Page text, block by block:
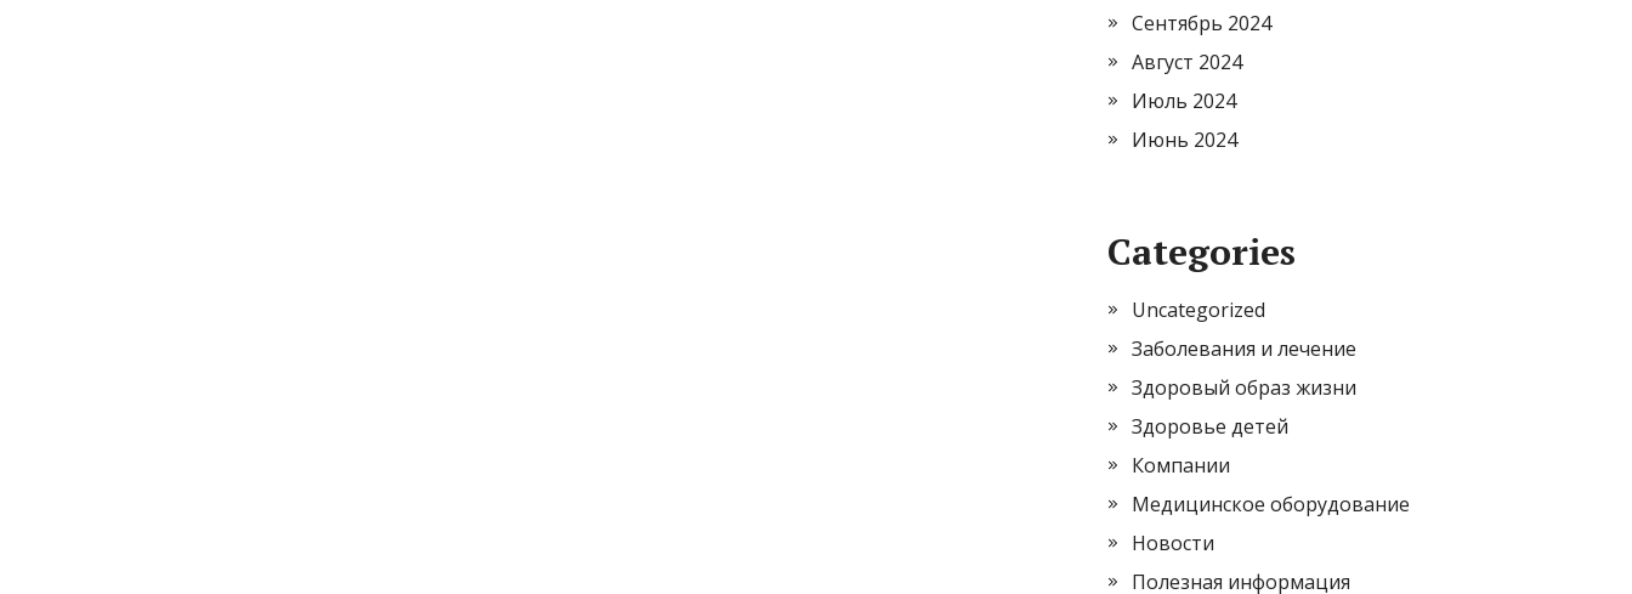
Сентябрь 2024
Август 2024
Июль 2024
Июнь 2024
Categories
Uncategorized
Заболевания и лечение
Здоровый образ жизни
Здоровье детей
Компании
Медицинское оборудование
Новости
Полезная информация